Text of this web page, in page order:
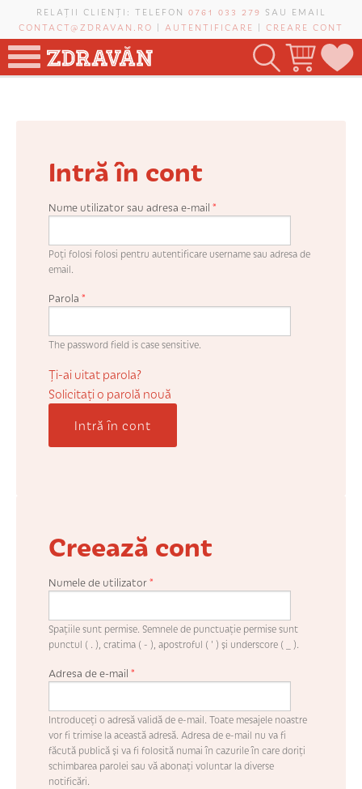
Mergi la conţinutul principal
RELAȚII CLIENȚI: TELEFON 0761 033 279 SAU EMAIL
CONTACT@ZDRAVAN.RO | AUTENTIFICARE | CREARE CONT
VIȚĂ-DE-VIE
Intră în cont
Nume utilizator sau adresa e-mail *
Poți folosi folosi pentru autentificare username sau adresa de
email.
Parola *
The password field is case sensitive.
Ți-ai uitat parola?
Solicitaţi o parolă nouă
Intră în cont
Creează cont
Numele de utilizator*
Spaţiile sunt permise. Semnele de punctuaţie permise sunt
punctul ( . ), cratima ( - ), apostroful ( ' ) şi underscore ( _ ).
Adresa de e-mail *
Introduceţi o adresă validă de e-mail. Toate mesajele noastre
vor fi trimise la această adresă. Adresa de e-mail nu va fi
făcută publică şi va fi folosită numai în cazurile în care doriţi
schimbarea parolei sau vă abonaţi voluntar la diverse
notificări.